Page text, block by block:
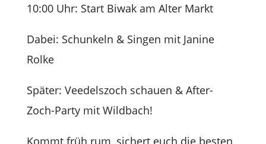
10:00 Uhr: Start Biwak am Alter Markt
Dabei: Schun­keln & Sin­gen mit Janine
Rolke
Spä­ter: Veedels­zoch schauen & After-
Zoch-Party mit Wildbach!
Kommt früh rum, sichert euch die bes­ten